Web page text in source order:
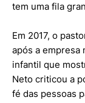
tem uma fila
Em 2017, o
após a
infantil que
Neto criticou a
fé das pessoas